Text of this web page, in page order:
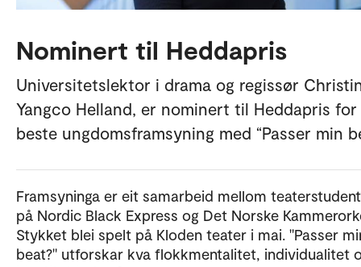
Nominert til Heddapris
Universitetslektor i drama og regissør
Yangco Helland, er nominert til Heddapris for
beste ungdomsframsyning med “Passer min
Framsyninga er eit samarbeid mellom
på Nordic Black Express og Det Norske
Stykket blei spelt på Kloden teater i mai. "Passer
beat?" utforskar kva flokkmentalitet, individualitet